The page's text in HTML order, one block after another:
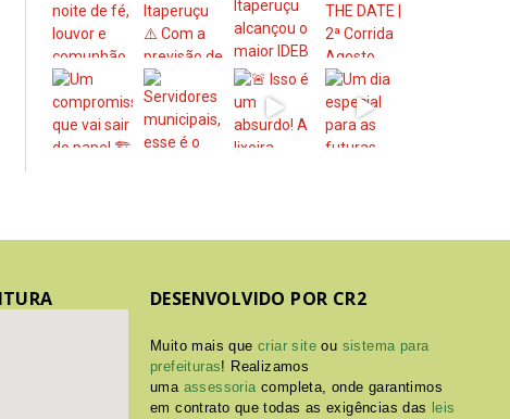
DESENVOLVIDO POR CR2
Muito mais quecriar site ou sistema para
prefeituras! Realizamos
uma assessoriacompleta, onde garantimos
em contrato que todas as exigências das leis